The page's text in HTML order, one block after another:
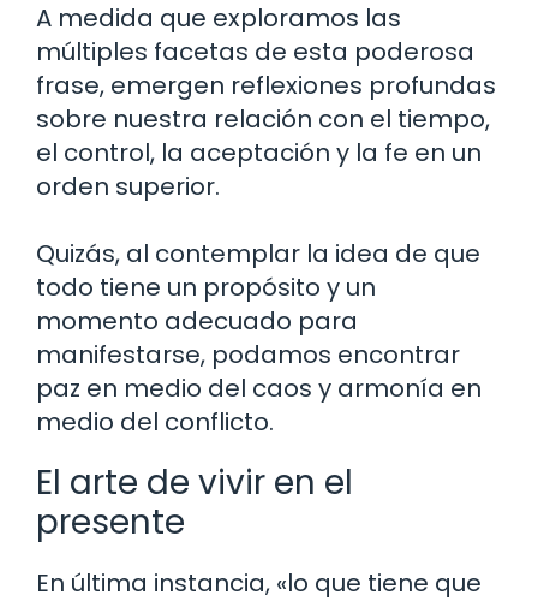
A medida que exploramos las
múltiples facetas de esta poderosa
frase, emergen reflexiones profundas
sobre nuestra relación con el tiempo,
el control, la aceptación y la fe en un
orden superior.
Quizás, al contemplar la idea de que
todo tiene un propósito y un
momento adecuado para
manifestarse, podamos encontrar
paz en medio del caos y armonía en
medio del conflicto.
El arte de vivir en el
presente
En última instancia, «lo que tiene que